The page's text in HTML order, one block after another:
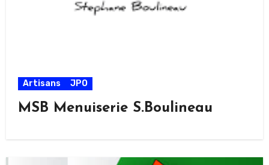
Artisans JPO
MSB Menuiserie S.Boulineau